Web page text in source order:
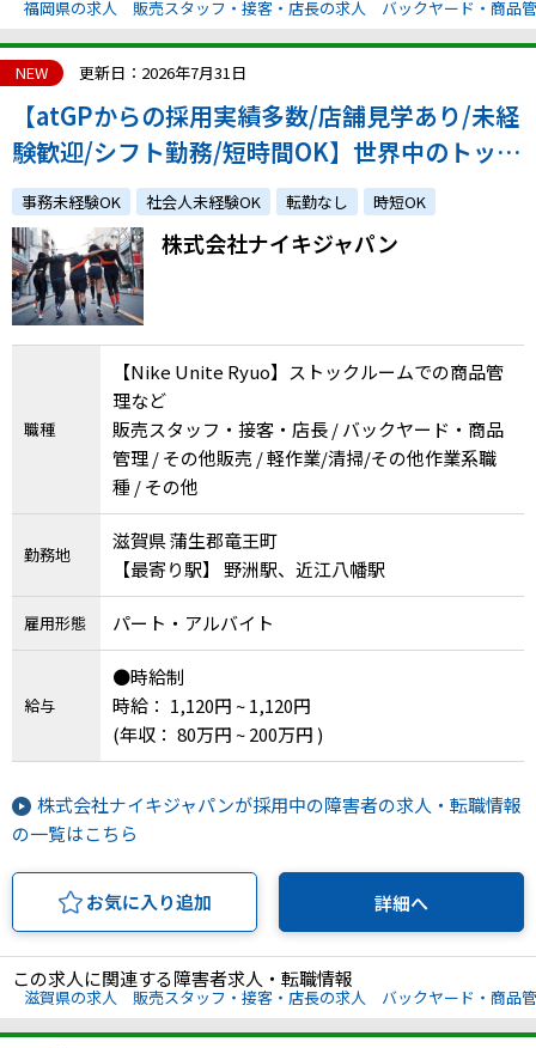
福岡県の求人 販売スタッフ・接客・店長の求人 バックヤード・商品
NEW 更新日：2026年7月31日
【atGPからの採用実績多数/店舗見学あり/未経
験歓迎/シフト勤務/短時間OK】世界中のトップ
アスリートから支持されるフィットネスカンパ
ニーで活躍しませんか？
事務未経験OK 社会人未経験OK 転勤なし 時短OK
株式会社ナイキジャパン
職種
【Nike Unite Ryuo】ストックルームでの商品管
理など
販売スタッフ・接客・店長 / バックヤード・商品
管理 / その他販売 / 軽作業/清掃/その他作業系職
種 / その他
勤務地
滋賀県 蒲生郡竜王町
【最寄り駅】 野洲駅、近江八幡駅
雇用形態 パート・アルバイト
給与
●時給制
時給： 1,120円 ~ 1,120円
(年収： 80万円 ~ 200万円 )
株式会社ナイキジャパンが採用中の障害者の求人・転職情報
の一覧はこちら
お気に入り追加 詳細へ
この求人に関連する障害者求人・転職情報
滋賀県の求人 販売スタッフ・接客・店長の求人 バックヤード・商品